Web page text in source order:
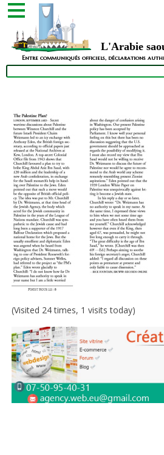
L'Arabie
Entre communiqués officiels, déclarations
(Visited 24 times, 1 visits today)